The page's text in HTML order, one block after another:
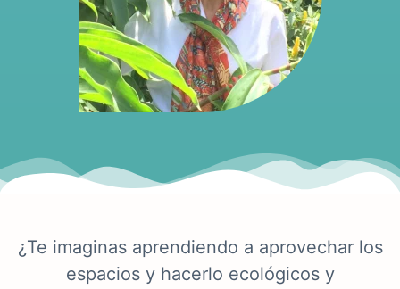
¿Te imaginas aprendiendo a aprovechar los
espacios y hacerlo ecológicos y